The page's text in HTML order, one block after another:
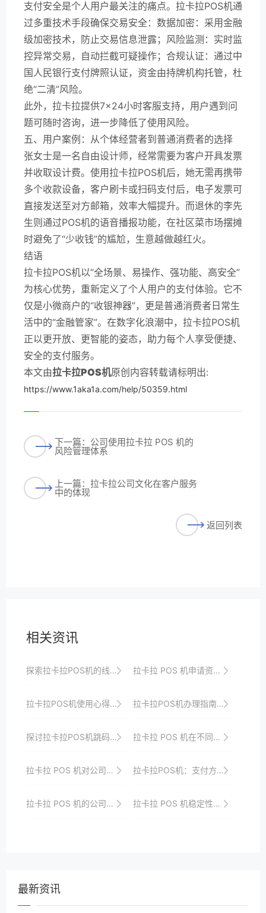
支付安全是个人用户最关注的痛点。拉卡拉POS机通
过多重技术手段确保交易安全：数据加密：采用金融
级加密技术，防止交易信息泄露；风险监测：实时监
控异常交易，自动拦截可疑操作；合规认证：通过中
国人民银行支付牌照认证，资金由持牌机构托管，杜
绝“二清”风险。
此外，拉卡拉提供7×24小时客服支持，用户遇到问
题可随时咨询，进一步降低了使用风险。
五、用户案例：从个体经营者到普通消费者的选择
张女士是一名自由设计师，经常需要为客户开具发票
并收取设计费。使用拉卡拉POS机后，她无需再携带
多个收款设备，客户刷卡或扫码支付后，电子发票可
直接发送至对方邮箱，效率大幅提升。而退休的李先
生则通过POS机的语音播报功能，在社区菜市场摆摊
时避免了“少收钱”的尴尬，生意越做越红火。
结语
拉卡拉POS机以“全场景、易操作、强功能、高安全”
为核心优势，重新定义了个人用户的支付体验。它不
仅是小微商户的“收银神器”，更是普通消费者日常生
活中的“金融管家”。在数字化浪潮中，拉卡拉POS机
正以更开放、更智能的姿态，助力每个人享受便捷、
安全的支付服务。
本文由拉卡拉POS机原创内容转载请标明出:
https://www.1aka1a.com/help/50359.html
下一篇：公司使用拉卡拉 POS 机的
风险管理体系
上一篇：拉卡拉公司文化在客户服务
中的体现
返回列表
相关资讯
探索拉卡拉POS机的线上申请渠道 拉卡拉 POS 机申请资料准备指南
拉卡拉POS机使用心得：流畅操作，高效收款 拉卡拉POS机办理指南：解锁商业支付新选择
探讨拉卡拉POS机跳码的治理措施与行业自律 拉卡拉 POS 机在不同商业场景下的综合解决方案
拉卡拉 POS 机对公司业务拓展的支持 拉卡拉POS机：支付方式的创新与变革
拉卡拉 POS 机的公司文化与产品服务的融合 拉卡拉 POS 机稳定性相关类
最新资讯